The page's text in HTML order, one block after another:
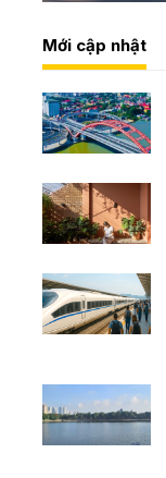
Mới cập nhật